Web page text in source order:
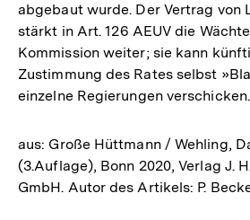
abgebaut wurde. Der Vertrag von
stärkt in Art. 126 AEUV die
Kommission weiter; sie kann
Zustimmung des Rates selbst
einzelne Regierungen verschicken.
aus: Große Hüttmann / Wehling,
(3.Auflage), Bonn 2020, Verlag J.
GmbH. Autor des Artikels: P.